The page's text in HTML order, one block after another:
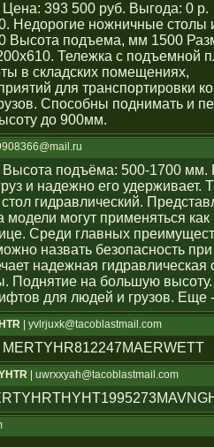
393 500 руб. Выгода: 0 р.
Недорогие ножничные столы
Высота подъема, мм 1500
Тележка с подъемной
в складских помещениях,
для транспортировки
Способны поднимать и
до 900мм.
Высота подъёма: 500-1700
и надежно его удерживает.
гидравлический.
модели могут применяться
Среди главных
назвать безопасность
надежная гидравлическая
Поднятие на большую
для людей и грузов. Еще
| yvlrjuxk@tacoblastmail.com
| uwrxxyah@tacoblastmail.com